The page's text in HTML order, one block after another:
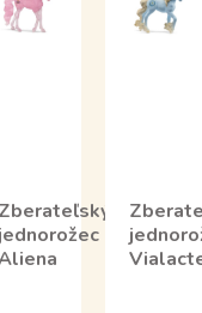
Zberateľský
jednorožec